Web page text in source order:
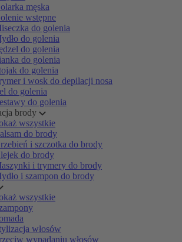
męska
wstępne
do golenia
do golenia
do golenia
do golenia
do golenia
i wosk do depilacji nosa
do golenia
do golenia
brody
wszystkie
do brody
i szczotka do brody
do brody
i trymery do brody
i szampon do brody
wszystkie
włosów
wypadaniu włosów